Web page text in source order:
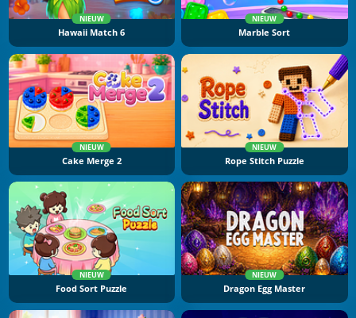
NIEUW
Hawaii Match 6
NIEUW
Marble Sort
NIEUW
Cake Merge 2
NIEUW
Rope Stitch Puzzle
NIEUW
Food Sort Puzzle
NIEUW
Dragon Egg Master